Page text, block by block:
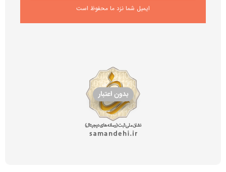
ایمیل شما نزد ما محفوظ است